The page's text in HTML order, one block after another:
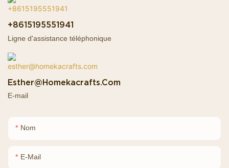
+8615195551941
Ligne d'assistance téléphonique
Esther@homekacrafts.com
E-mail
Nom
E-Mail